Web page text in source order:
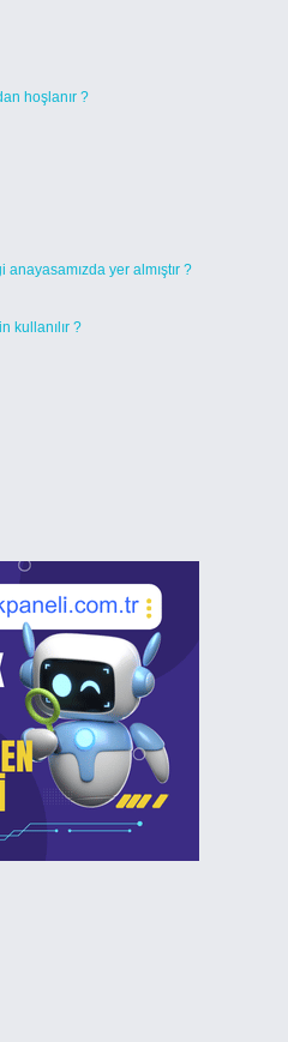
hoşlanır ?
yer almıştır ?
kullanılır ?